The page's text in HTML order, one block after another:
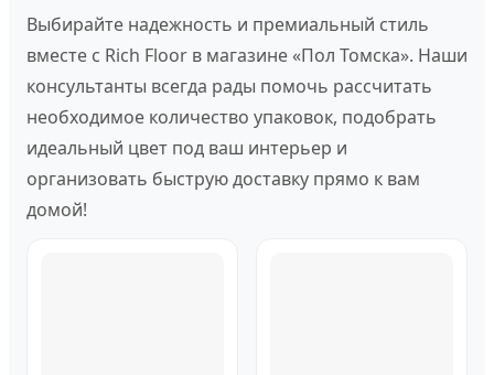
Выбирайте надежность и премиальный стиль
вместе с Rich Floor в магазине «Пол Томска». Наши
консультанты всегда рады помочь рассчитать
необходимое количество упаковок, подобрать
идеальный цвет под ваш интерьер и
организовать быструю доставку прямо к вам
домой!